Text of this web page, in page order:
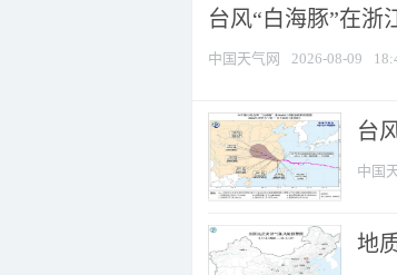
台风“白海豚”在浙
中国天气网 2026-08-09
台
中国
地